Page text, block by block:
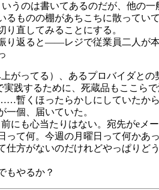
うのは書いてあるのだが、他の
ものの棚があちこちに散ってい
直してみることにする。
り返ると――レジで従業員二人が
がってる）、あるプロバイダと
践するために、死蔵品もここら
暫くほったらかしにしていたか
個、届いていた。
にも心当たりはない。宛先がeメ
て何。今週の月曜日って何かあ
方がないのだけれどやっぱりど
もやるか？